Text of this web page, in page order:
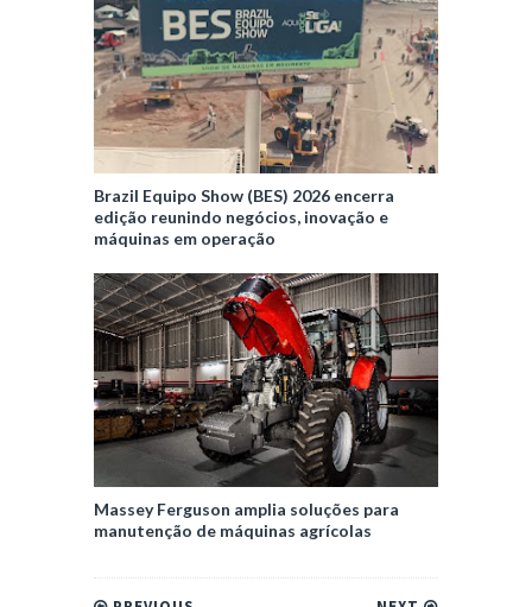
Brazil Equipo Show (BES) 2026 encerra
edição reunindo negócios, inovação e
máquinas em operação
Massey Ferguson amplia soluções para
manutenção de máquinas agrícolas